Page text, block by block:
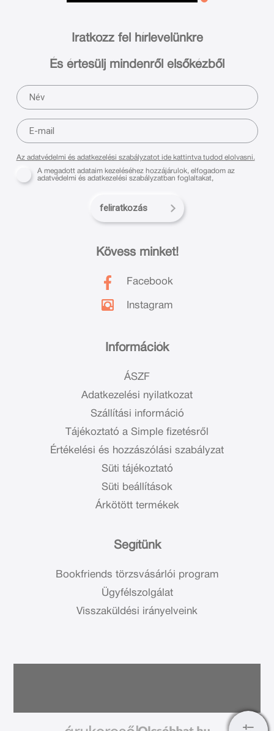
Információk
ÁSZF
Adatkezelési nyilatkozat
Szállítási információ
Tájékoztató a Simple fizetésről
Értékelési és hozzászólási szabályzat
Süti tájékoztató
Süti beállítások
Árkötött termékek
Segítünk
Bookfriends törzsvásárlói program
Ügyfélszolgálat
Visszaküldési irányelveink
Kövess minket!
Facebook
Instagram
Iratkozz fel hírlevelünkre
És értesülj mindenről elsőkézből
Az adatvédelmi és adatkezelési szabályzatot ide kattintva tudod elolvasni.
A megadott adataim kezeléséhez hozzájárulok, elfogadom az
adatvédelmi és adatkezelési szabályzatban foglaltakat,
feliratkozás